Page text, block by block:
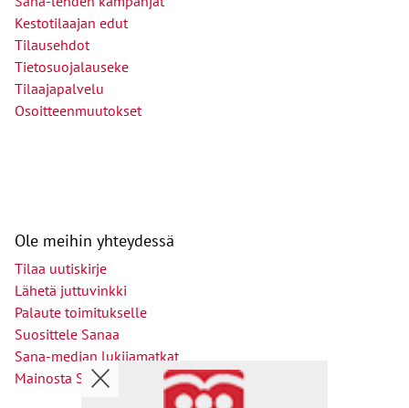
Kestotilaajan edut
Tilausehdot
Tietosuojalauseke
Tilaajapalvelu
Osoitteenmuutokset
Ole meihin yhteydessä
Tilaa uutiskirje
Lähetä juttuvinkki
Palaute toimitukselle
Suosittele Sanaa
Sana-median lukijamatkat
Mainosta Sana-mediassa